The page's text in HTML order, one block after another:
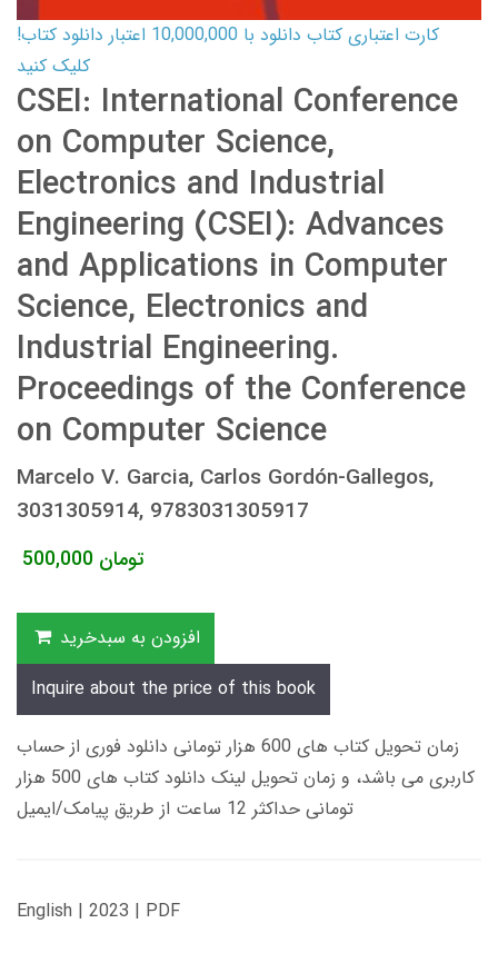
کارت اعتباری کتاب دانلود با 10,000,000 اعتبار دانلود کتاب!
کلیک کنید
CSEI: International Conference
on Computer Science,
Electronics and Industrial
Engineering (CSEI): Advances
and Applications in Computer
Science, Electronics and
Industrial Engineering.
Proceedings of the Conference
on Computer Science
Marcelo V. Garcia, Carlos Gordón-Gallegos,
3031305914, 9783031305917
500,000 تومان
افزودن به سبدخرید
Inquire about the price of this book
زمان تحویل کتاب های 600 هزار تومانی دانلود فوری از حساب
کاربری می باشد، و زمان تحویل لینک دانلود کتاب های 500 هزار
تومانی حداکثر 12 ساعت از طریق پیامک/ایمیل
English | 2023 | PDF